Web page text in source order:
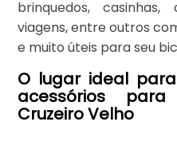
brinquedos,
viagens, entre outros
e muito úteis para seu
O lugar ideal
acessórios
Cruzeiro Velho